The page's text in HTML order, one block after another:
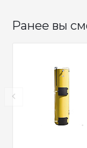
Ранее вы